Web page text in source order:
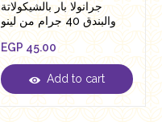
جرانولا بار بالشيكولاتة
والبندق 40 جرام من لينو
EGP 45.00
EGP 45.00
Add to cart